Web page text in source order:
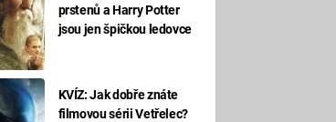
prstenů a Harry Potter
jsou jen špičkou ledovce
KVÍZ: Jak dobře znáte
filmovou sérii Vetřelec?